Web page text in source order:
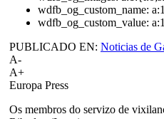
wdfb_og_custom_name:
wdfb_og_custom_value:
PUBLICADO EN: Noticias de
A-
A+
Europa Press
Os membros do servizo de